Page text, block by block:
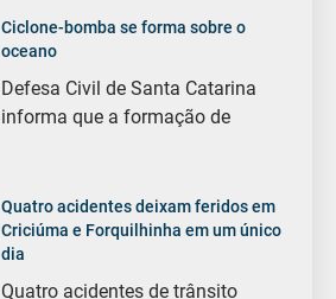
Ciclone-bomba se forma sobre o
oceano
Defesa Civil de Santa Catarina
informa que a formação de
Quatro acidentes deixam feridos em
Criciúma e Forquilhinha em um único
dia
Quatro acidentes de trânsito